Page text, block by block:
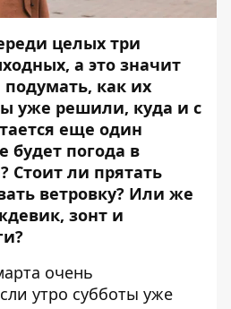
целых три
а это значит
как их
уже решили, куда и с
еще один
будет погода в
ли прятать
ветровку? Или же
зонт и
очень
утро субботы уже